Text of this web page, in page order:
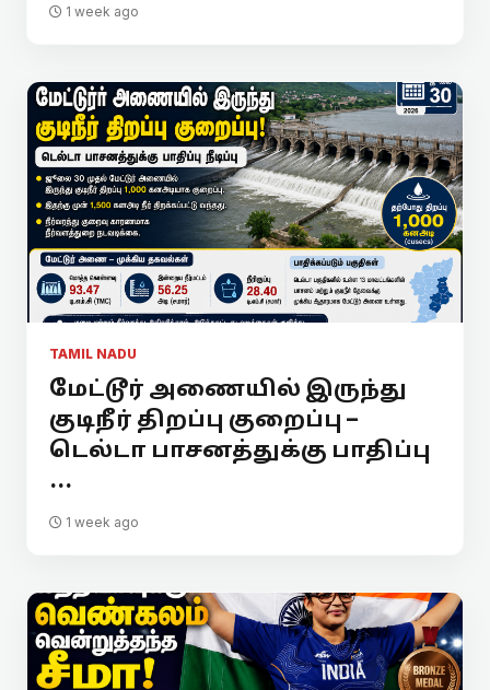
1 week ago
TAMIL NADU
மேட்டூர் அணையில் இருந்து
குடிநீர் திறப்பு குறைப்பு –
டெல்டா பாசனத்துக்கு பாதிப்பு
...
1 week ago